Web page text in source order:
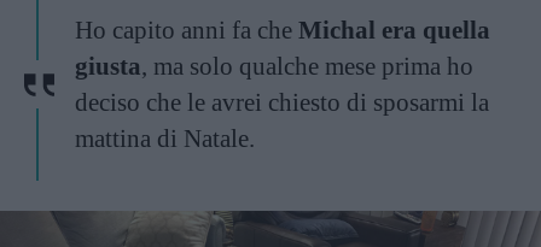
Ho capito anni fa che Michal era quella
giusta, ma solo qualche mese prima ho
deciso che le avrei chiesto di sposarmi la
mattina di Natale.